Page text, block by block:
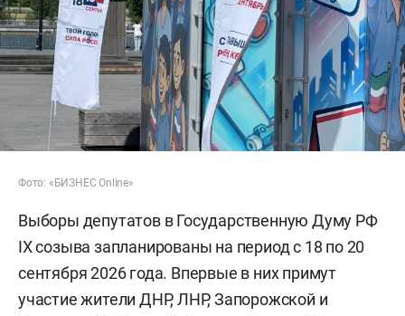
Фото: «БИЗНЕС Online»
Выборы депутатов в Государственную Думу РФ
IX созыва запланированы на период с 18 по 20
сентября 2026 года. Впервые в них примут
участие жители ДНР, ЛНР, Запорожской и